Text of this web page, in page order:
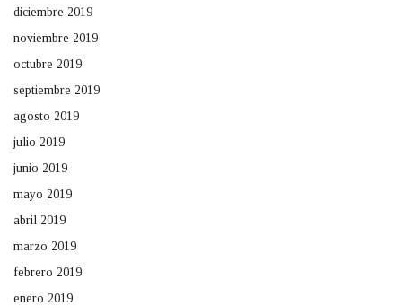
diciembre 2019
noviembre 2019
octubre 2019
septiembre 2019
agosto 2019
julio 2019
junio 2019
mayo 2019
abril 2019
marzo 2019
febrero 2019
enero 2019